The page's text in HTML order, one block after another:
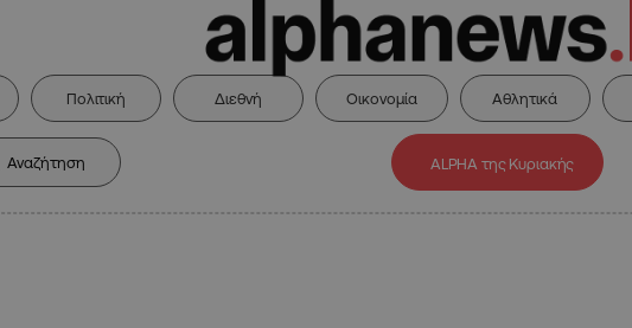
Πολιτική Διεθνή Οικονομία Αθλητικά
ALPHA της Κυριακής